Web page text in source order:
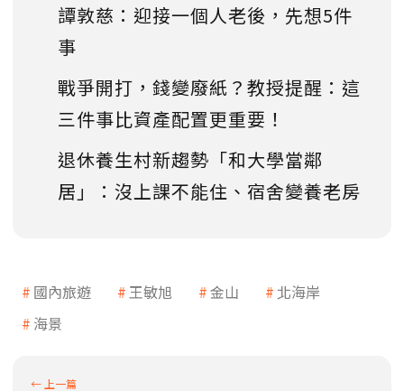
譚敦慈：迎接一個人老後，先想5件
事
戰爭開打，錢變廢紙？教授提醒：這
三件事比資產配置更重要！
退休養生村新趨勢「和大學當鄰
居」：沒上課不能住、宿舍變養老房
國內旅遊 王敏旭 金山
北海岸
海景